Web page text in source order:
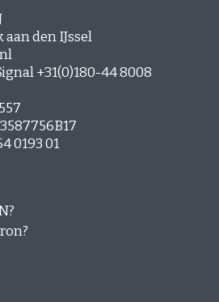
den IJssel
+31(0)180-44 8008
0193 01